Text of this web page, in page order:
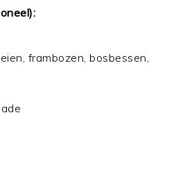
frambozen, bosbessen,